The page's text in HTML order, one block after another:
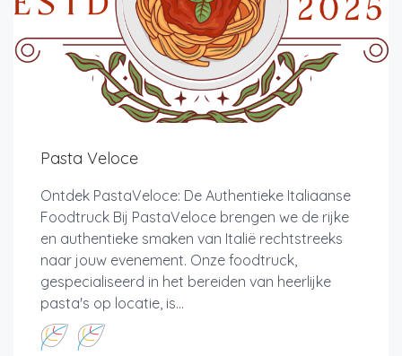
Pasta Veloce
Ontdek PastaVeloce: De Authentieke Italiaanse
Foodtruck Bij PastaVeloce brengen we de rijke
en authentieke smaken van Italië rechtstreeks
naar jouw evenement. Onze foodtruck,
gespecialiseerd in het bereiden van heerlijke
pasta's op locatie, is...